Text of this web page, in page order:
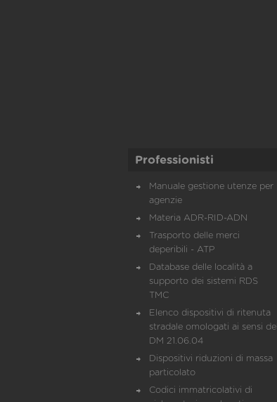
Professionisti
Manuale gestione utenze per
agenzie
Materia ADR-RID-ADN
Trasporto delle merci
deperibili - ATP
Database delle località a
supporto dei sistemi RDS
TMC
Elenco dispositivi di ritenuta
stradale omologati ai sensi del
DM 21.06.04
Dispositivi riduzioni di massa
particolato
Codici immatricolativi di